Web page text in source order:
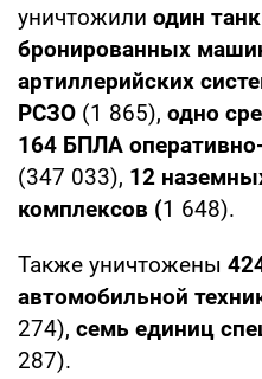
уничтожили один
бронированных
артиллерийских
РСЗО (1 865), одно
164 БПЛА
(347 033), 12
комплексов (1 648).
Также уничтожены
автомобильной
274), семь единиц
287).